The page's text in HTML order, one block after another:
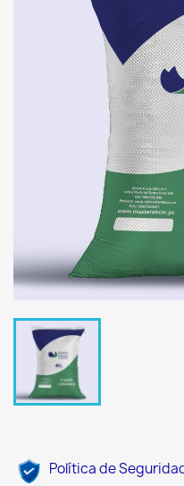
Política de